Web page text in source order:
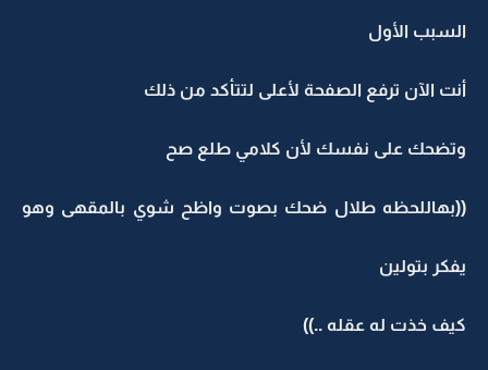
السبب الأول
أنت الآن ترفع الصفحة لأعلى لتتأكد من ذلك
وتضحك على نفسك لأن كلامي طلع صح
((بهاللحظه طلال ضحك بصوت واظح شوي بالمقهى وهو
يفكر بتولين
كيف خذت له عقله ..))